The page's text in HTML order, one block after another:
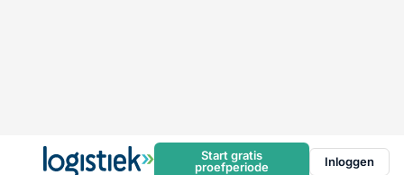
Start gratis
proefperiode
Inloggen